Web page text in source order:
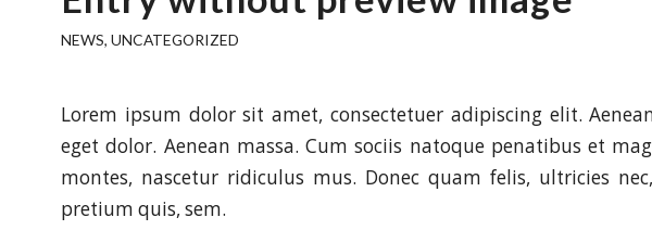
NEWS, UNCATEGORIZED
Lorem ipsum dolor sit amet, consectetuer adipiscing elit.
eget dolor. Aenean massa. Cum sociis natoque penatibus et
montes, nascetur ridiculus mus. Donec quam felis, ultricies
pretium quis, sem.